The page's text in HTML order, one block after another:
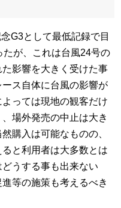
G3として最低記録で目
が、これは台風24号の
影響を大きく受けた事
ス自体に台風の影響が
っては現地の観客だけ
場外発売の中止は大き
購入は可能なものの、
と利用者は大多数とは
うする事も出来ない
等の施策も考えるべき